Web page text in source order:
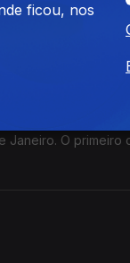
e coordena
lusa
ficou, nos